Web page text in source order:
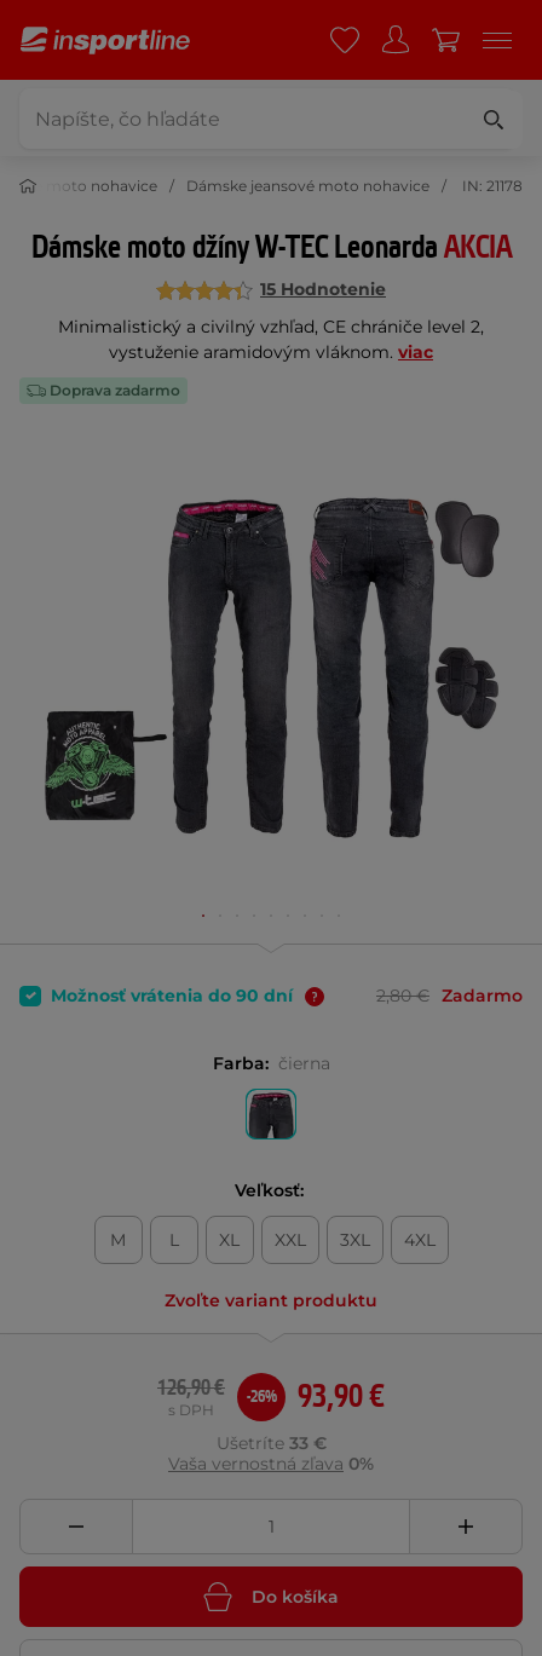
moto nohavice Dámske jeansové moto nohavice IN: 21178
Dámske moto džíny W-TEC LeonardaAKCIA
15 Hodnotenie
Minimalistický a civilný vzhľad, CE chrániče level 2,
vystuženie aramidovým vláknom. viac
Doprava zadarmo
Možnosť vrátenia do 90 dní 2,80 € Zadarmo
Farba: čierna
Veľkosť:
M L XL XXL 3XL 4XL
Zvoľte variant produktu
93,90 €
126,90 €
s DPH
-26%
Ušetríte 33 €
Vaša vernostná zľava 0%
Do košíka